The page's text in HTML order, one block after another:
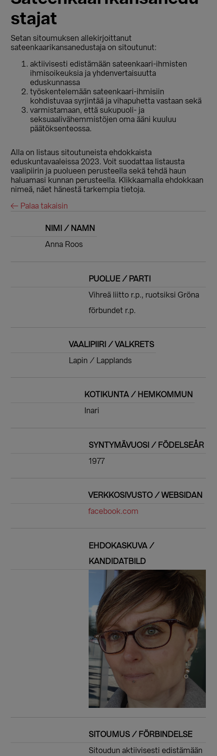
stajat
Setan sitoumuksen allekirjoittanut
sateenkaarikansanedustaja on sitoutunut:
aktiivisesti edistämään sateenkaari-ihmisten
ihmisoikeuksia ja yhdenvertaisuutta
eduskunnassa
työskentelemään sateenkaari-ihmisiin
kohdistuvaa syrjintää ja vihapuhetta vastaan sekä
varmistamaan, että sukupuoli- ja
seksuaalivähemmistöjen oma ääni kuuluu
päätöksenteossa.
Alla on listaus sitoutuneista ehdokkaista
eduskuntavaaleissa 2023. Voit suodattaa listausta
vaalipiirin ja puolueen perusteella sekä tehdä haun
haluamasi kunnan perusteella. Klikkaamalla ehdokkaan
nimeä, näet hänestä tarkempia tietoja.
← Palaa takaisin
NIMI / NAMN
Anna Roos
PUOLUE / PARTI
Vihreä liitto r.p., ruotsiksi Gröna
förbundet r.p.
VAALIPIIRI / VALKRETS
Lapin / Lapplands
KOTIKUNTA / HEMKOMMUN
Inari
SYNTYMÄVUOSI / FÖDELSEÅR
1977
VERKKOSIVUSTO / WEBSIDAN
facebook.com
EHDOKASKUVA /
KANDIDATBILD
SITOUMUS / FÖRBINDELSE
Sitoudun aktiivisesti edistämään